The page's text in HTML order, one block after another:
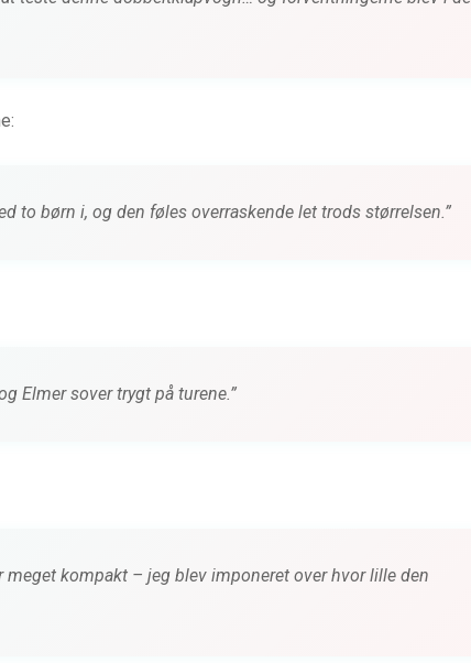
to børn i, og den føles overraskende let trods størrelsen.”
Elmer sover trygt på turene.”
meget kompakt – jeg blev imponeret over hvor lille den